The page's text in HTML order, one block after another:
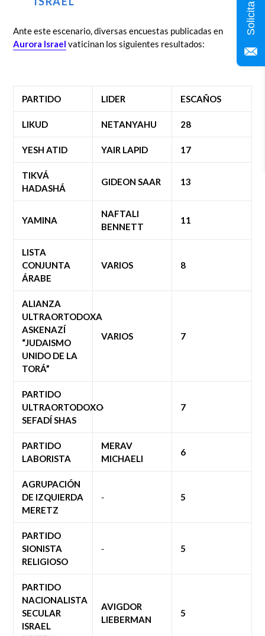
Ante este escenario, diversas encuestas publicadas en
Aurora Israel vaticinan los siguientes resultados:
PARTIDO LIDER ESCAÑOS
LIKUD NETANYAHU 28
YESH ATID YAIR LAPID 17
TIKVÁ
HADASHÁ
GIDEON SAAR 13
YAMINA
NAFTALI
BENNETT
11
LISTA
CONJUNTA
ÁRABE
VARIOS 8
ALIANZA
ULTRAORTODOXA
ASKENAZÍ
“JUDAISMO
UNIDO DE LA
TORÁ”
VARIOS 7
PARTIDO
ULTRAORTODOXO
SEFADÍ SHAS
- 7
PARTIDO
LABORISTA
MERAV
MICHAELI
6
AGRUPACIÓN
DE IZQUIERDA
MERETZ
- 5
PARTIDO
SIONISTA
RELIGIOSO
- 5
PARTIDO
NACIONALISTA
SECULAR
ISRAEL
AVIGDOR
LIEBERMAN
5